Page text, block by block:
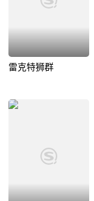
雷克特狮群